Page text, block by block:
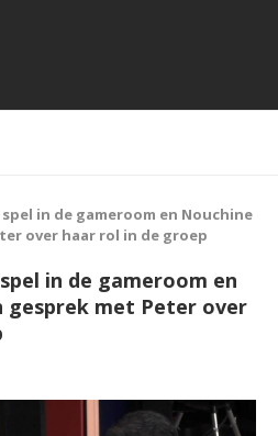
in de gameroom en Nouchine
over haar rol in de groep
in de gameroom en
gesprek met Peter over